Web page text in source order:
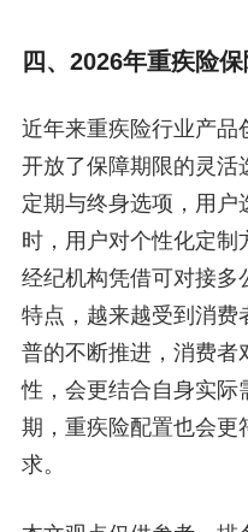
四、2026年重疾险
近年来重疾险行业产品
开放了保障期限的灵活
定期与终身选项，用户
时，用户对个性化定制
经纪机构凭借可对接多
特点，越来越受到消费
普的不断推进，消费者
性，会更结合自身实际
期，重疾险配置也会更
求。